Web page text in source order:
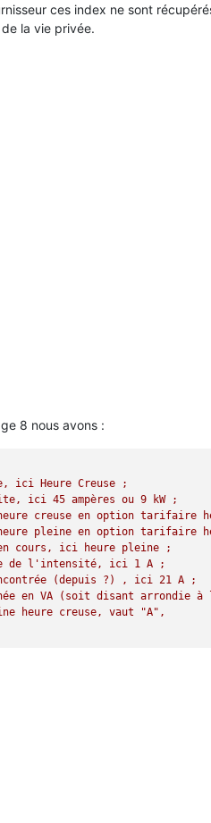
ces index ne sont
la vie privée.
8 nous avons :
ici Heure Creuse
;
ici 45 ampères ou 9 kW
;
creuse en option tarifaire
pleine en option tarifaire
cours, ici heure pleine
;
de l'intensité, ici 1 A
;
(depuis ?) , ici 21 A
;
en VA (soit disant arrondie à
heure creuse, vaut "A" ,